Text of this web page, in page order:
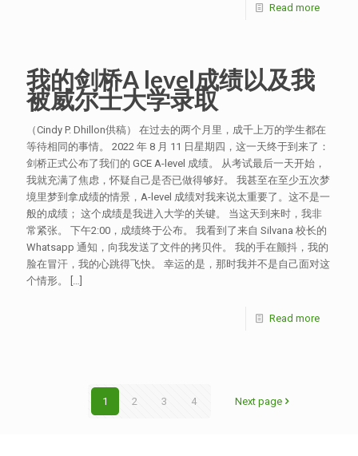
Read more
我的剑桥A level成绩以及我
被威尔士大学录取
（Cindy P. Dhillon供稿） 在过去的两个月里，成千上万的学生都在
等待相同的事情。 2022 年 8 月 11 日星期四，这一天终于到来了：
剑桥正式公布了我们的 GCE A-level 成绩。 从考试最后一天开始，
我就充满了焦虑，怀疑自己是否已做得够好。 我甚至在至少五次梦
境里梦到拿成绩的情景，A-level 成绩对我来说太重要了。这不是一
般的成绩； 这个成绩是我进入大学的关键。 当这天到来时，我非
常紧张。 下午2:00，成绩终于公布。 我看到了来自 Silvana 校长的
Whatsapp 通知，向我发送了文件的拷贝件。 我的手在颤抖，我的
脸在冒汗，我的心跳得飞快。 幸运的是，那时我并不是自己面对这
个情形。
[…]
Read more
1 2 3 4 Next page